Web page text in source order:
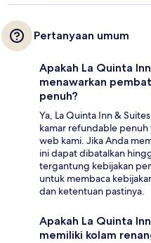
Pertanyaan umum
Apakah La Quinta
menawarkan
penuh?
Ya, La Quinta Inn &
kamar refundable
web kami. Jika Anda
ini dapat dibatalkan
tergantung kebijakan
untuk membaca
dan ketentuan pastinya.
Apakah La Quinta
memiliki kolam